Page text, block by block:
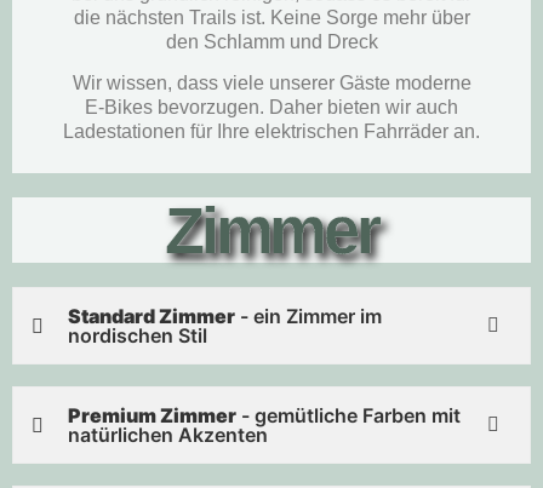
die nächsten Trails ist. Keine Sorge mehr über
den Schlamm und Dreck
Wir wissen, dass viele unserer Gäste moderne
E-Bikes bevorzugen. Daher bieten wir auch
Ladestationen für Ihre elektrischen Fahrräder an.
Zimmer
Standard Zimmer - ein Zimmer im
nordischen Stil
Premium Zimmer - gemütliche Farben mit
natürlichen Akzenten